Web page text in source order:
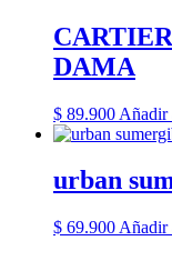
DAMA
$ 89.900 Añadir
urban
$ 69.900 Añadir